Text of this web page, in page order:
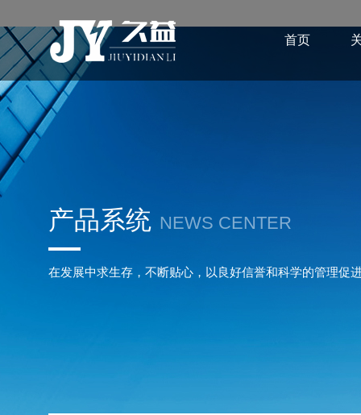
首页
产品系统 NEWS CENTER
在发展中求生存，不断贴心，以良好信誉和科学的管理促